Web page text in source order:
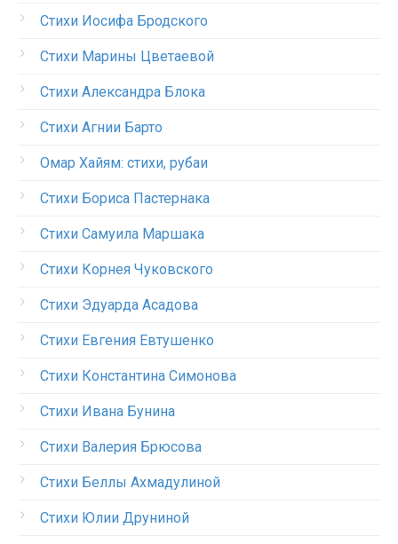
Стихи Иосифа Бродского
Стихи Марины Цветаевой
Стихи Александра Блока
Стихи Агнии Барто
Омар Хайям: стихи, рубаи
Стихи Бориса Пастернака
Стихи Самуила Маршака
Стихи Корнея Чуковского
Стихи Эдуарда Асадова
Стихи Евгения Евтушенко
Стихи Константина Симонова
Стихи Ивана Бунина
Стихи Валерия Брюсова
Стихи Беллы Ахмадулиной
Стихи Юлии Друниной